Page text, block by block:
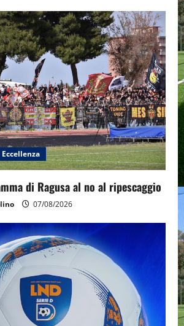
Eccellenza
di Ragusa al no al ripescaggio
07/08/2026